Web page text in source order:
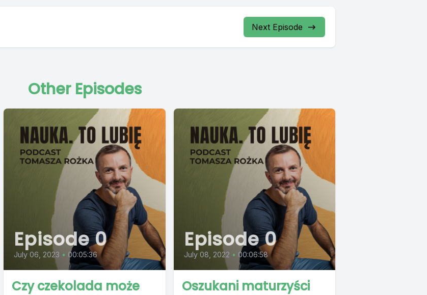
Next Episode
Other Episodes
Episode 0
July 06, 2023 • 00:05:36
Czy czekolada może
Episode 0
July 08, 2022 • 00:06:58
Oszukani maturzyści